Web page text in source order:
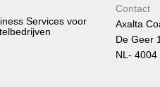
Services voor
Contact
Axalta
De Geer
NL- 4004